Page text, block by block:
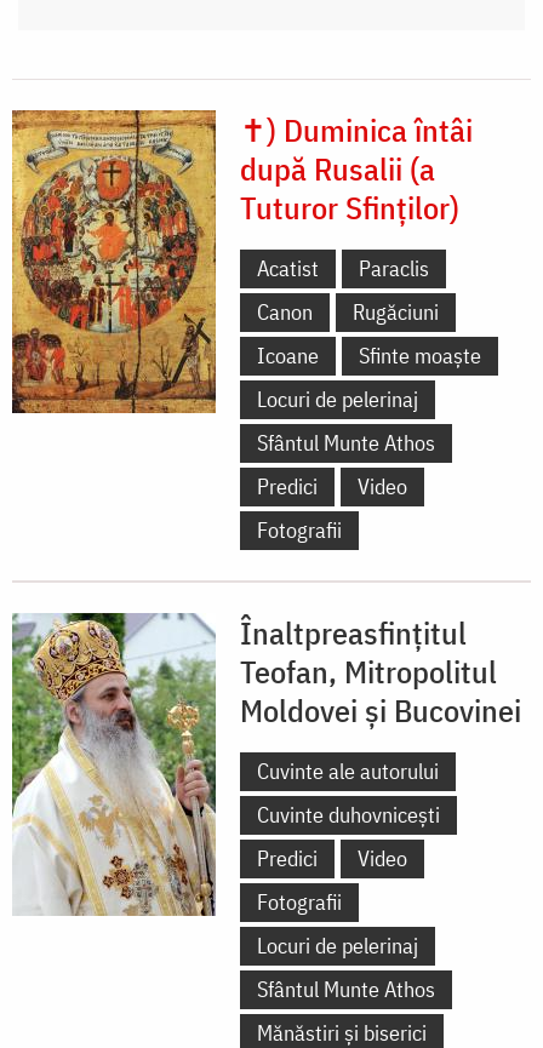
✝) Duminica întâi
după Rusalii (a
Tuturor Sfinților)
Acatist
Paraclis
Canon
Rugăciuni
Icoane
Sfinte moaște
Locuri de pelerinaj
Sfântul Munte Athos
Predici
Video
Fotografii
Înaltpreasfințitul
Teofan, Mitropolitul
Moldovei și Bucovinei
Cuvinte ale autorului
Cuvinte duhovnicești
Predici
Video
Fotografii
Locuri de pelerinaj
Sfântul Munte Athos
Mănăstiri și biserici